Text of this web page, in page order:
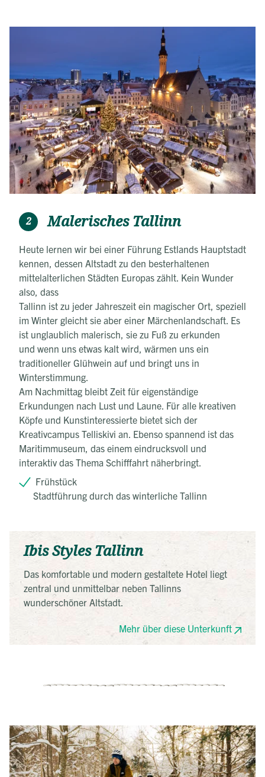
2 Malerisches Tallinn
Heute lernen wir bei einer Führung Estlands Hauptstadt
kennen, dessen Altstadt zu den besterhaltenen
mittelalterlichen Städten Europas zählt. Kein Wunder
also, dass
Tallinn ist zu jeder Jahreszeit ein magischer Ort, speziell
im Winter gleicht sie aber einer Märchenlandschaft. Es
ist unglaublich malerisch, sie zu Fuß zu erkunden
und wenn uns etwas kalt wird, wärmen uns ein
traditioneller Glühwein auf und bringt uns in
Winterstimmung.
Am Nachmittag bleibt Zeit für eigenständige
Erkundungen nach Lust und Laune. Für alle kreativen
Köpfe und Kunstinteressierte bietet sich der
Kreativcampus Telliskivi an. Ebenso spannend ist das
Maritimmuseum, das einem eindrucksvoll und
interaktiv das Thema Schifffahrt näherbringt.
Frühstück
Stadtführung durch das winterliche Tallinn
Ibis Styles Tallinn
Das komfortable und modern gestaltete Hotel liegt
zentral und unmittelbar neben Tallinns
wunderschöner Altstadt.
Mehr über diese Unterkunft